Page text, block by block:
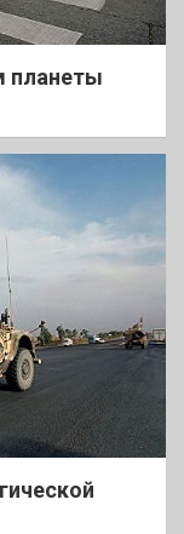
планеты